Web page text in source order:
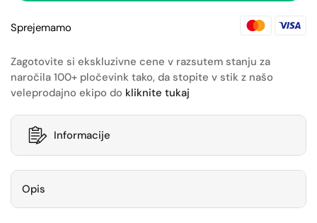
Sprejemamo
Zagotovite si ekskluzivne cene v razsutem stanju za
naročila 100+ pločevink tako, da stopite v stik z našo
veleprodajno ekipo do kliknite tukaj
Informacije
Opis